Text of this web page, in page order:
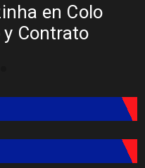
en Colo
y Contrato